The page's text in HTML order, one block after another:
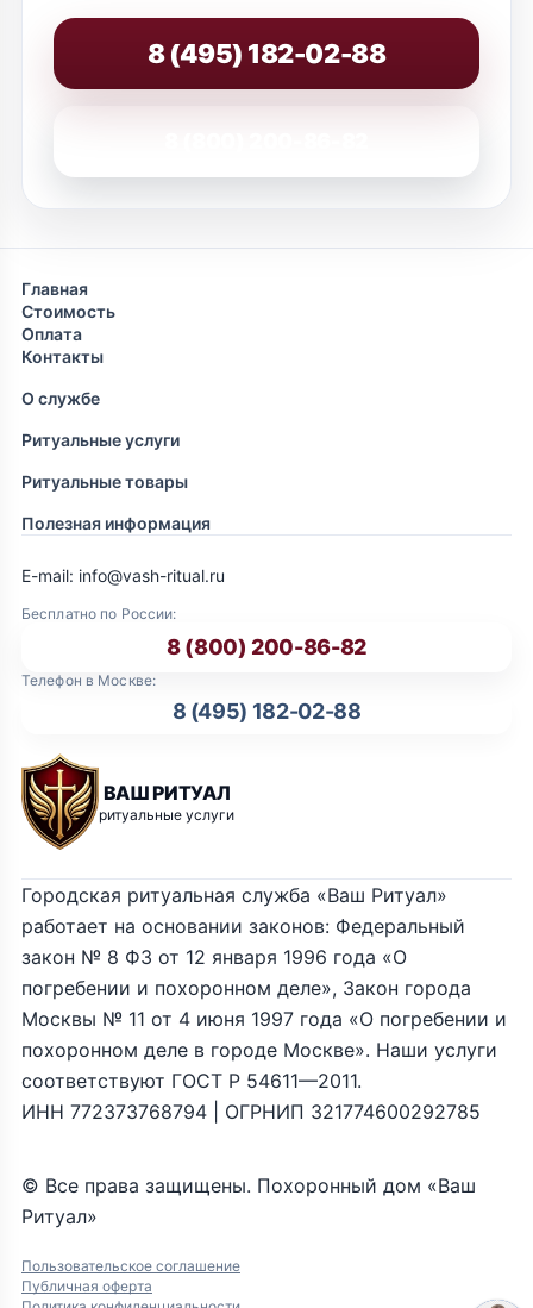
8 (495) 182-02-88
Главная
Стоимость
Оплата
Контакты
О службе
Ритуальные услуги
Ритуальные товары
Полезная информация
ВАШ РИТУАЛ
ритуальные услуги
Бесплатно по России:
8 (800) 200-86-82
Телефон в Москве:
8 (495) 182-02-88
E-mail: info@vash-ritual.ru
© Все права защищены. Похоронный дом «Ваш
Ритуал»
Пользовательское соглашение
Публичная оферта
Городская ритуальная служба «Ваш Ритуал»
работает на основании законов: Федеральный
закон № 8 ФЗ от 12 января 1996 года «О
погребении и похоронном деле», Закон города
Москвы № 11 от 4 июня 1997 года «О погребении и
похоронном деле в городе Москве». Наши услуги
соответствуют ГОСТ Р 54611—2011.
ИНН 772373768794 | ОГРНИП 321774600292785